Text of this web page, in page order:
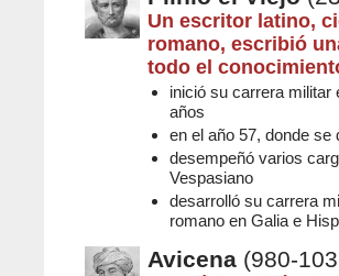
Un escritor latino,
romano, escribió
todo el
inició su carrera militar
años
en el año 57, donde
desempeñó varios
Vespasiano
desarrolló su carrera
romano en Galia e
Avicena (980-